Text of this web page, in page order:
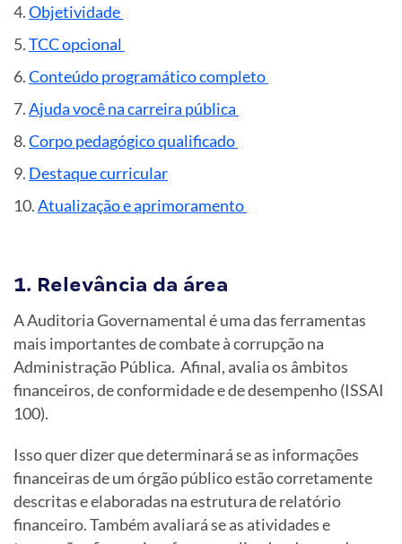
Objetividade
TCC opcional
Conteúdo programático completo
Ajuda você na carreira pública
Corpo pedagógico qualificado
Destaque curricular
Atualização e aprimoramento
1. Relevância da área
A Auditoria Governamental é uma das ferramentas
mais importantes de combate à corrupção na
Administração Pública. Afinal, avalia os âmbitos
financeiros, de conformidade e de desempenho (ISSAI
100).
Isso quer dizer que determinará se as informações
financeiras de um órgão público estão corretamente
descritas e elaboradas na estrutura de relatório
financeiro. Também avaliará se as atividades e